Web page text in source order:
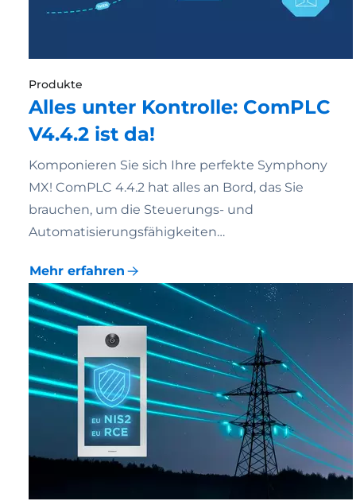
Produkte
Alles unter Kontrolle: ComPLC
V4.4.2 ist da!
Komponieren Sie sich Ihre perfekte Symphony
MX! ComPLC 4.4.2 hat alles an Bord, das Sie
brauchen, um die Steuerungs- und
Automatisierungsfähigkeiten…
Mehr erfahren